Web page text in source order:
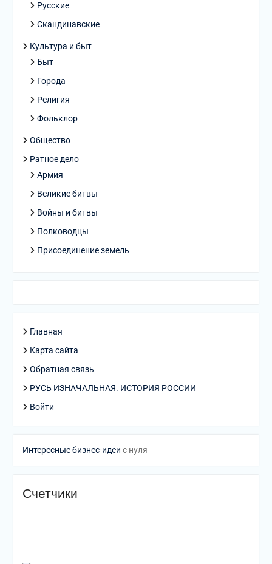
Русские
Скандинавские
Культура и быт
Быт
Города
Религия
Фольклор
Общество
Ратное дело
Армия
Великие битвы
Войны и битвы
Полководцы
Присоединение земель
Главная
Карта сайта
Обратная связь
РУСЬ ИЗНАЧАЛЬНАЯ. ИСТОРИЯ РОССИИ
Войти
Интересные бизнес-идеи с нуля
Счетчики